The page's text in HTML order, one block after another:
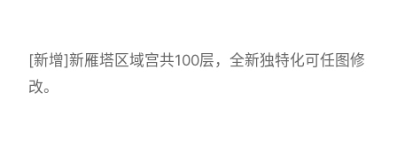
[新增]新雁塔区域宫共100层，全新独特化可任图修
改。